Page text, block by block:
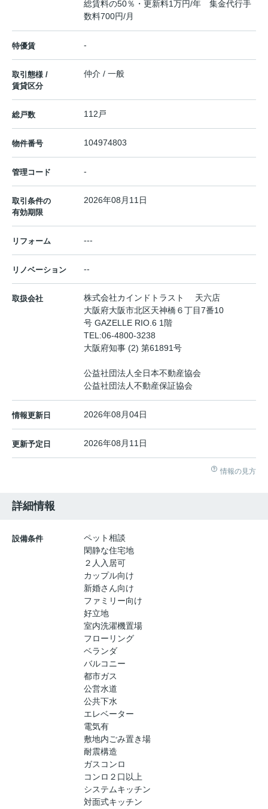
総賃料の50％・更新料1万円/年 集金代行手
数料700円/月
特優賃 -
取引態様 /
賃貸区分
仲介 / 一般
総戸数 112戸
物件番号 104974803
管理コード -
取引条件の
有効期限
2026年08月11日
リフォーム ---
リノベーション --
取扱会社
株式会社カインドトラスト 天六店
大阪府大阪市北区天神橋６丁目7番10
号 GAZELLE RIO.6 1階
TEL:06-4800-3238
大阪府知事 (2) 第61891号
公益社団法人全日本不動産協会
公益社団法人不動産保証協会
情報更新日 2026年08月04日
更新予定日 2026年08月11日
情報の見方
詳細情報
設備条件
ペット相談
閑静な住宅地
２人入居可
カップル向け
新婚さん向け
ファミリー向け
好立地
室内洗濯機置場
フローリング
ベランダ
バルコニー
都市ガス
公営水道
公共下水
エレベーター
電気有
敷地内ごみ置き場
耐震構造
ガスコンロ
コンロ２口以上
システムキッチン
対面式キッチン